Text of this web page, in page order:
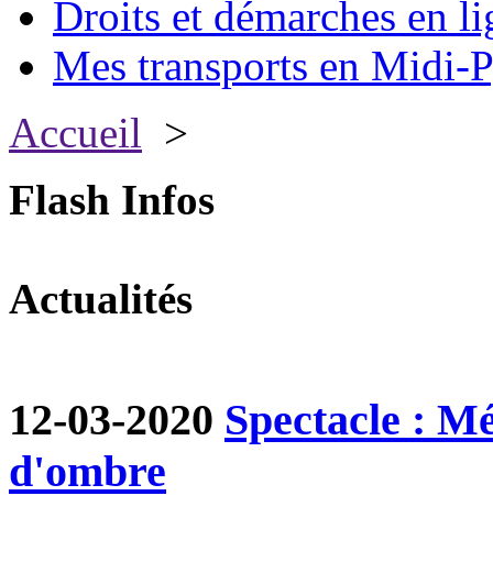
Droits et démarches en
Mes transports en Midi-
Accueil >
Flash Infos
Actualités
12-03-2020 Spectacle :
d'ombre